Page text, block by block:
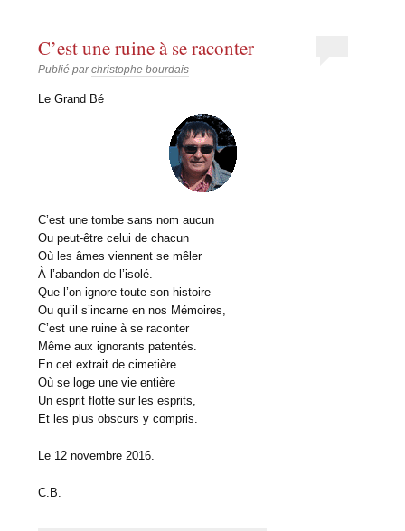
C’est une ruine à se raconter
Publié parchristophe bourdais
Le Grand Bé
C’est une tombe sans nom aucun
Ou peut-être celui de chacun
Où les âmes viennent se mêler
À l’abandon de l’isolé.
Que l’on ignore toute son histoire
Ou qu’il s’incarne en nos Mémoires,
C’est une ruine à se raconter
Même aux ignorants patentés.
En cet extrait de cimetière
Où se loge une vie entière
Un esprit flotte sur les esprits,
Et les plus obscurs y compris.
Le 12 novembre 2016.
C.B.